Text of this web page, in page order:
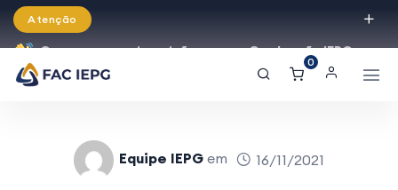
Atenção
Começaram as inscrições para a Graduação IEPG
2026!
0
Equipe IEPG em 16/11/2021